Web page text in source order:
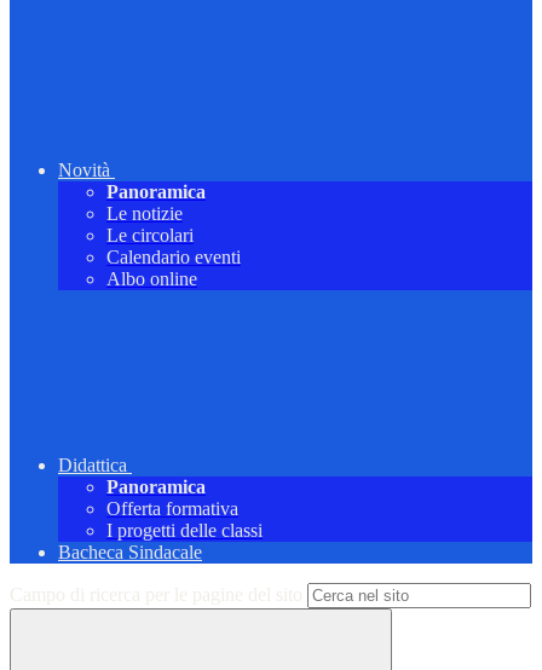
Novità
Panoramica
Le notizie
Le circolari
Calendario eventi
Albo online
Didattica
Panoramica
Offerta formativa
I progetti delle classi
Bacheca Sindacale
Campo di ricerca per le pagine del sito